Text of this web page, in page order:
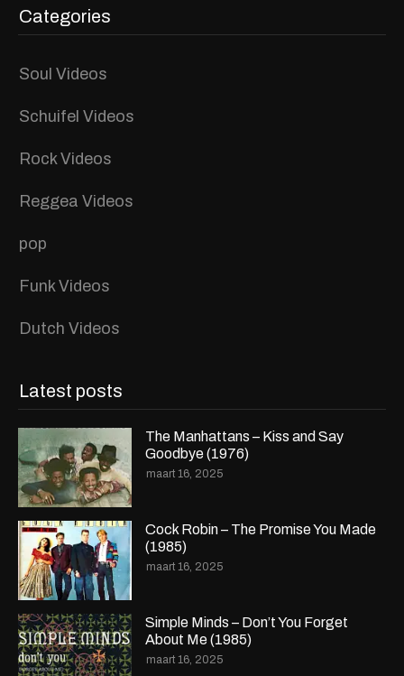
Categories
Soul Videos
Schuifel Videos
Rock Videos
Reggea Videos
pop
Funk Videos
Dutch Videos
Latest posts
The Manhattans – Kiss and Say
Goodbye (1976)
maart 16, 2025
Cock Robin – The Promise You Made
(1985)
maart 16, 2025
Simple Minds – Don’t You Forget
About Me (1985)
maart 16, 2025